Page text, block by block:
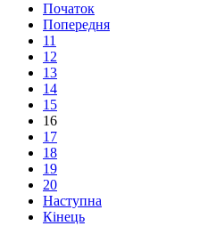
Початок
Попередня
11
12
13
14
15
16
17
18
19
20
Наступна
Кінець